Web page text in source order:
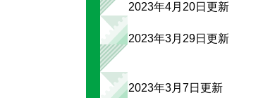
2023年4月20日更新
2023年3月29日更新
2023年3月7日更新